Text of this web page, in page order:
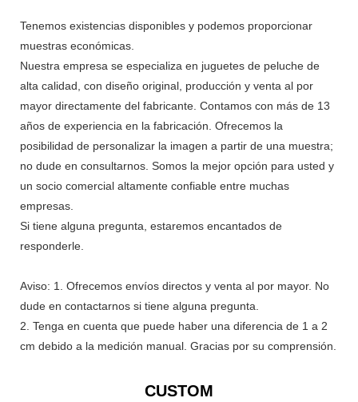
Tenemos existencias disponibles y podemos proporcionar
muestras económicas.
Nuestra empresa se especializa en juguetes de peluche de
alta calidad, con diseño original, producción y venta al por
mayor directamente del fabricante. Contamos con más de 13
años de experiencia en la fabricación. Ofrecemos la
posibilidad de personalizar la imagen a partir de una muestra;
no dude en consultarnos. Somos la mejor opción para usted y
un socio comercial altamente confiable entre muchas
empresas.
Si tiene alguna pregunta, estaremos encantados de
responderle.
Aviso: 1. Ofrecemos envíos directos y venta al por mayor. No
dude en contactarnos si tiene alguna pregunta.
2. Tenga en cuenta que puede haber una diferencia de 1 a 2
cm debido a la medición manual. Gracias por su comprensión.
CUSTOM